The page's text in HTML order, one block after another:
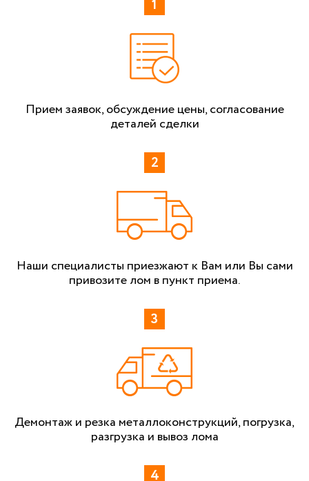
Прием заявок, обсуждение цены, согласование
деталей сделки
Наши специалисты приезжают к Вам или Вы сами
привозите лом в пункт приема.
Демонтаж и резка металлоконструкций, погрузка,
разгрузка и вывоз лома